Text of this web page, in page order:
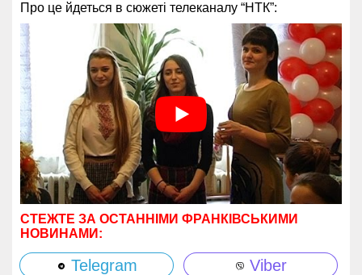
Про це йдеться в сюжеті телеканалу “НТК”:
СТЕЖТЕ ЗА ОСТАННІМИ ФРАНКІВСЬКИМИ
НОВИНАМИ:
Telegram
Viber